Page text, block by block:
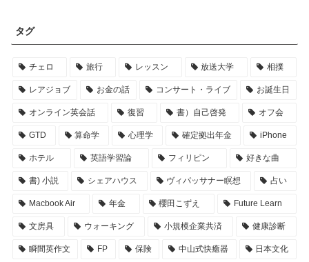
タグ
チェロ 旅行 レッスン 放送大学 相撲
レアジョブ お金の話 コンサート・ライブ お誕生日
オンライン英会話 復習 書）自己啓発 オフ会
GTD 算命学 心理学 確定拠出年金 iPhone
ホテル 英語学習論 フィリピン 好きな曲
書) 小説 シェアハウス ヴィパッサナー瞑想 占い
Macbook Air 年金 櫻田こずえ Future Learn
文房具 ウォーキング 小規模企業共済 健康診断
瞬間英作文 FP 保険 中山式快癒器 日本文化